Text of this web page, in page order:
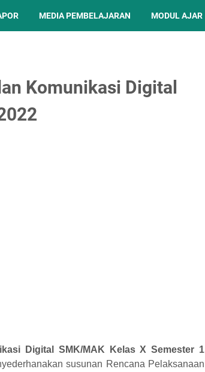
MEDIA PEMBELAJARAN MODUL AJAR
Komunikasi Digital
Digital SMK/MAK Kelas X Semester 1
susunan Rencana Pelaksanaan